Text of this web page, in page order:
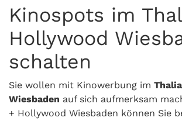
Kinospots im
Hollywood
schalten
Sie wollen mit Kinowerbung im
Wiesbaden auf sich aufmerksam
+ Hollywood Wiesbaden können Sie